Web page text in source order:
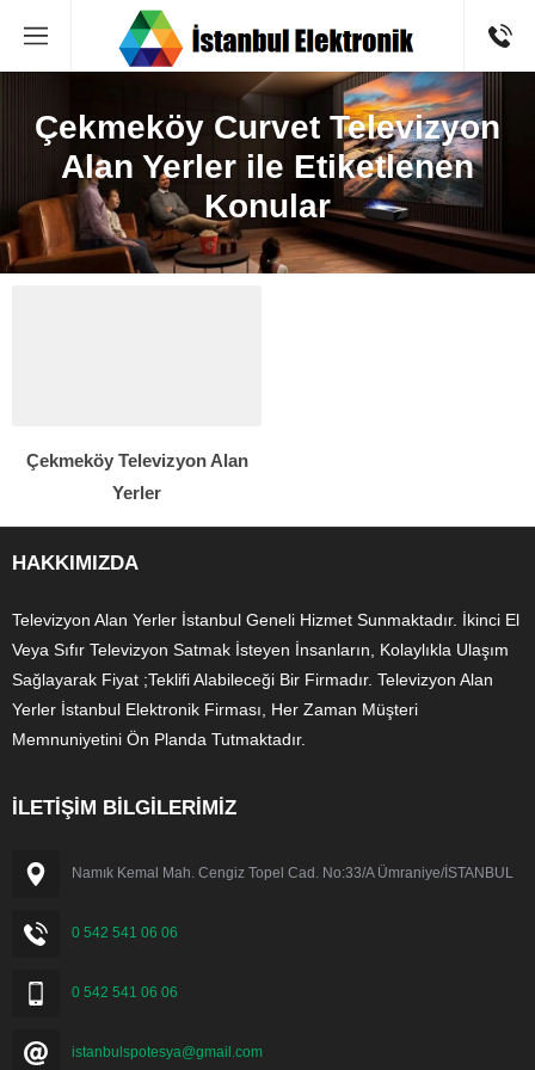
Çekmeköy Curvet Televizyon
Alan Yerler ile Etiketlenen
Konular
Çekmeköy Televizyon Alan
Yerler
HAKKIMIZDA
Televizyon Alan Yerler İstanbul Geneli Hizmet Sunmaktadır. İkinci El
Veya Sıfır Televizyon Satmak İsteyen İnsanların, Kolaylıkla Ulaşım
Sağlayarak Fiyat ;Teklifi Alabileceği Bir Firmadır. Televizyon Alan
Yerler İstanbul Elektronik Firması, Her Zaman Müşteri
Memnuniyetini Ön Planda Tutmaktadır.
İLETİŞİM BİLGİLERİMİZ
Namık Kemal Mah. Cengiz Topel Cad. No:33/A Ümraniye/İSTANBUL
0 542 541 06 06
0 542 541 06 06
istanbulspotesya@gmail.com